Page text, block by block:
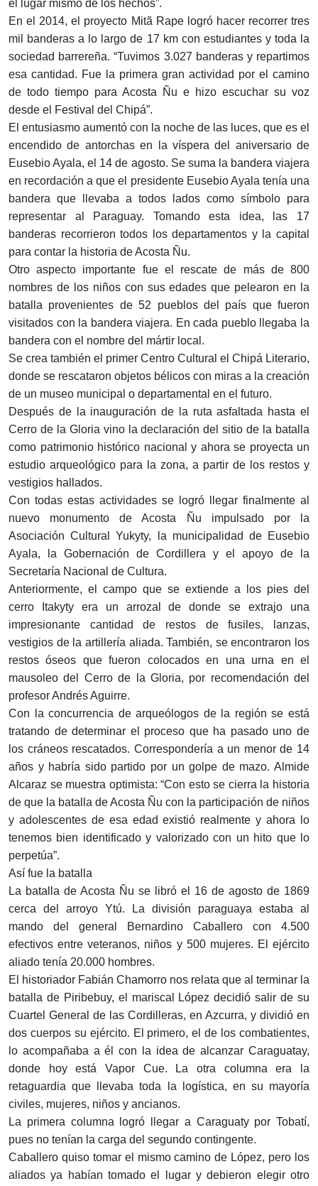
el lugar mismo de los hechos”.
En el 2014, el proyecto Mitã Rape logró hacer recorrer tres
mil banderas a lo largo de 17 km con estudiantes y toda la
sociedad barrereña. “Tuvimos 3.027 banderas y repartimos
esa cantidad. Fue la primera gran actividad por el camino
de todo tiempo para Acosta Ñu e hizo escuchar su voz
desde el Festival del Chipá”.
El entusiasmo aumentó con la noche de las luces, que es el
encendido de antorchas en la víspera del aniversario de
Eusebio Ayala, el 14 de agosto. Se suma la bandera viajera
en recordación a que el presidente Eusebio Ayala tenía una
bandera que llevaba a todos lados como símbolo para
representar al Paraguay. Tomando esta idea, las 17
banderas recorrieron todos los departamentos y la capital
para contar la historia de Acosta Ñu.
Otro aspecto importante fue el rescate de más de 800
nombres de los niños con sus edades que pelearon en la
batalla provenientes de 52 pueblos del país que fueron
visitados con la bandera viajera. En cada pueblo llegaba la
bandera con el nombre del mártir local.
Se crea también el primer Centro Cultural el Chipá Literario,
donde se rescataron objetos bélicos con miras a la creación
de un museo municipal o departamental en el futuro.
Después de la inauguración de la ruta asfaltada hasta el
Cerro de la Gloria vino la declaración del sitio de la batalla
como patrimonio histórico nacional y ahora se proyecta un
estudio arqueológico para la zona, a partir de los restos y
vestigios hallados.
Con todas estas actividades se logró llegar finalmente al
nuevo monumento de Acosta Ñu impulsado por la
Asociación Cultural Yukyty, la municipalidad de Eusebio
Ayala, la Gobernación de Cordillera y el apoyo de la
Secretaría Nacional de Cultura.
Anteriormente, el campo que se extiende a los pies del
cerro Itakyty era un arrozal de donde se extrajo una
impresionante cantidad de restos de fusiles, lanzas,
vestigios de la artillería aliada. También, se encontraron los
restos óseos que fueron colocados en una urna en el
mausoleo del Cerro de la Gloria, por recomendación del
profesor Andrés Aguirre.
Con la concurrencia de arqueólogos de la región se está
tratando de determinar el proceso que ha pasado uno de
los cráneos rescatados. Correspondería a un menor de 14
años y habría sido partido por un golpe de mazo. Almide
Alcaraz se muestra optimista: “Con esto se cierra la historia
de que la batalla de Acosta Ñu con la participación de niños
y adolescentes de esa edad existió realmente y ahora lo
tenemos bien identificado y valorizado con un hito que lo
perpetúa”.
Así fue la batalla
La batalla de Acosta Ñu se libró el 16 de agosto de 1869
cerca del arroyo Ytú. La división paraguaya estaba al
mando del general Bernardino Caballero con 4.500
efectivos entre veteranos, niños y 500 mujeres. El ejército
aliado tenía 20.000 hombres.
El historiador Fabián Chamorro nos relata que al terminar la
batalla de Piribebuy, el mariscal López decidió salir de su
Cuartel General de las Cordilleras, en Azcurra, y dividió en
dos cuerpos su ejército. El primero, el de los combatientes,
lo acompañaba a él con la idea de alcanzar Caraguatay,
donde hoy está Vapor Cue. La otra columna era la
retaguardia que llevaba toda la logística, en su mayoría
civiles, mujeres, niños y ancianos.
La primera columna logró llegar a Caraguaty por Tobatí,
pues no tenían la carga del segundo contingente.
Caballero quiso tomar el mismo camino de López, pero los
aliados ya habían tomado el lugar y debieron elegir otro